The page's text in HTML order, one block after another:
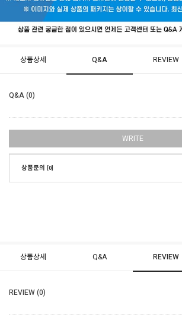
상품상세 Q&A REVIEW
Q&A (0)
WRITE
상품문의 [0]
상품상세 Q&A REVIEW
REVIEW (0)